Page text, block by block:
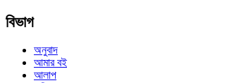
বিভাগ
অনুবাদ
আমার বই
আলাপ